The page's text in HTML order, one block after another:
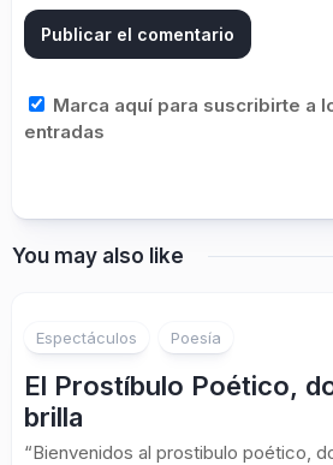
Marca aquí para suscribirte a
entradas
You may also like
Espectáculos Poesía
El Prostíbulo Poético,
brilla
“Bienvenidos al prostibulo poético,